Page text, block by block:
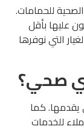
للحمامات.
بأقل
التي نوفرها
صحي؟
كما
للخدمات